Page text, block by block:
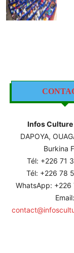
Infos Culture
DAPOYA,
Burkina
Tél: +22671
Tél: +226 78
WhatsApp: +226
Email: